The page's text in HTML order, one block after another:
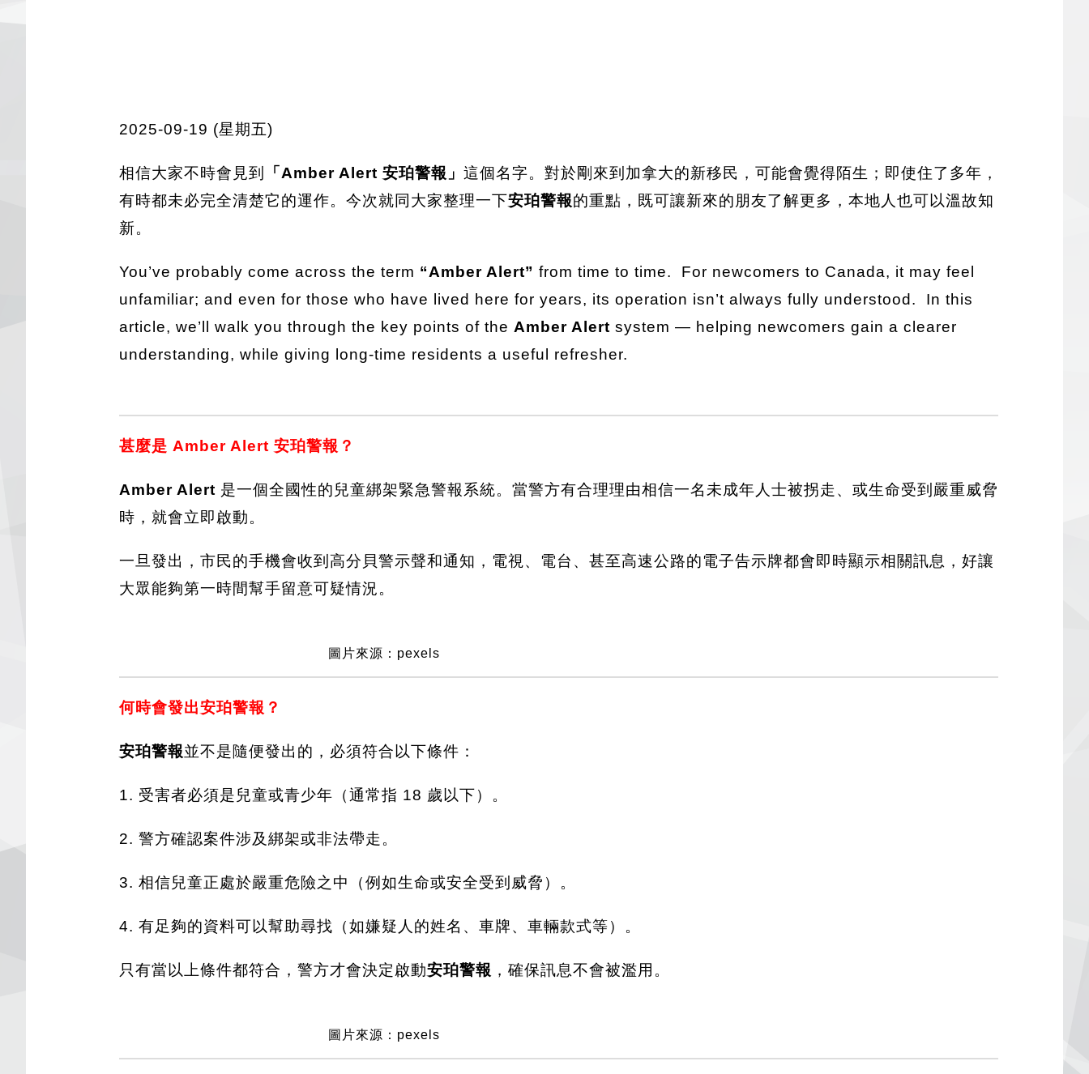
2025-09-19 (星期五)
相信大家不時會見到 「Amber Alert 安珀警報」 這個名字。對於剛來到加拿大的新移民，可能會覺得陌生；即使住了多年，
有時都未必完全清楚它的運作。今次就同大家整理一下安珀警報的重點，既可讓新來的朋友了解更多，本地人也可以溫故知
新。
You’ve probably come across the term “Amber Alert” from time to time. For newcomers to Canada, it may feel
unfamiliar; and even for those who have lived here for years, its operation isn’t always fully understood. In this
article, we’ll walk you through the key points of the Amber Alert system — helping newcomers gain a clearer
understanding, while giving long-time residents a useful refresher.
甚麼是 Amber Alert 安珀警報？
Amber Alert 是一個全國性的兒童綁架緊急警報系統。當警方有合理理由相信一名未成年人士被拐走、或生命受到嚴重威脅
時，就會立即啟動。
一旦發出，市民的手機會收到高分貝警示聲和通知，電視、電台、甚至高速公路的電子告示牌都會即時顯示相關訊息，好讓
大眾能夠第一時間幫手留意可疑情況。
圖片來源：pexels
何時會發出安珀警報？
安珀警報並不是隨便發出的，必須符合以下條件：
1. 受害者必須是兒童或青少年（通常指 18 歲以下）。
2. 警方確認案件涉及綁架或非法帶走。
3. 相信兒童正處於嚴重危險之中（例如生命或安全受到威脅）。
4. 有足夠的資料可以幫助尋找（如嫌疑人的姓名、車牌、車輛款式等）。
只有當以上條件都符合，警方才會決定啟動安珀警報 ，確保訊息不會被濫用。
圖片來源：pexels